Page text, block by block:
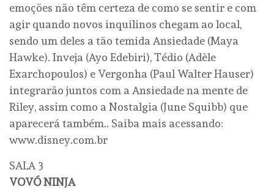
emoções não têm certeza de como se sentir e com
agir quando novos inquilinos chegam ao local,
sendo um deles a tão temida Ansiedade (Maya
Hawke). Inveja (Ayo Edebiri), Tédio (Adèle
Exarchopoulos) e Vergonha (Paul Walter Hauser)
integrarão juntos com a Ansiedade na mente de
Riley, assim como a Nostalgia (June Squibb) que
aparecerá também.. Saiba mais acessando:
www.disney.com.br
SALA 3
VOVÓ NINJA